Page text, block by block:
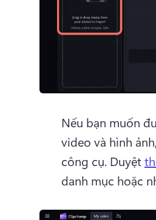
Nếu bạn muốn
video và hình
công cụ. Duyệt
danh mục hoặc